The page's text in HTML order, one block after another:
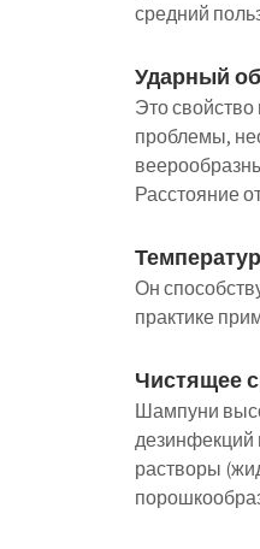
средний
Ударный
Это свойство
проблемы,
Расстояние
Он
практике
Чистящее
Шампуни
дезинфекций
растворы